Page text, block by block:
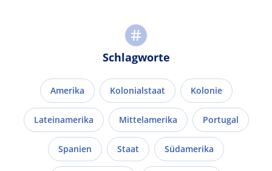
Schlagworte
Amerika Kolonialstaat Kolonie
Lateinamerika Mittelamerika Portugal
Spanien Staat Südamerika